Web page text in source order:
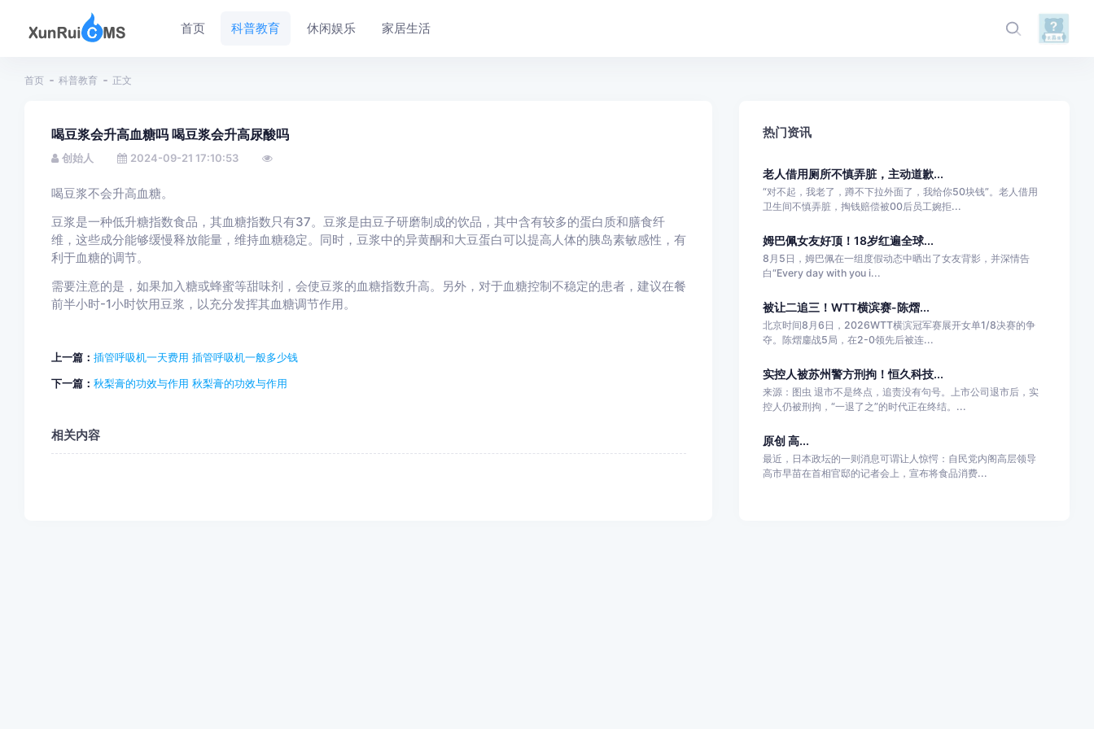
首页 科普教育 休闲娱乐 家居生活
首页 科普教育 正文
喝豆浆会升高血糖吗 喝豆浆会升高尿酸吗
创始人 2024-09-21 17:10:53
喝豆浆不会升高血糖。
豆浆是一种低升糖指数食品，其血糖指数只有37。豆浆是由豆子研磨制成的饮品，其中含有较多的蛋白质和膳食纤
维，这些成分能够缓慢释放能量，维持血糖稳定。同时，豆浆中的异黄酮和大豆蛋白可以提高人体的胰岛素敏感性，有
利于血糖的调节。
需要注意的是，如果加入糖或蜂蜜等甜味剂，会使豆浆的血糖指数升高。另外，对于血糖控制不稳定的患者，建议在餐
前半小时-1小时饮用豆浆，以充分发挥其血糖调节作用。
上一篇： 插管呼吸机一天费用 插管呼吸机一般多少钱
下一篇： 秋梨膏的功效与作用 秋梨膏的功效与作用
相关内容
热门资讯
老人借用厕所不慎弄脏，主动道歉...
“对不起，我老了，蹲不下拉外面了，我给你50块钱”。老人借用
卫生间不慎弄脏，掏钱赔偿被00后员工婉拒...
姆巴佩女友好顶！18岁红遍全球...
8月5日，姆巴佩在一组度假动态中晒出了女友背影，并深情告
白“Every day with you i...
被让二追三！WTT横滨赛-陈熠...
北京时间8月6日，2026WTT横滨冠军赛展开女单1/8决赛的争
夺。陈熠鏖战5局，在2-0领先后被连...
实控人被苏州警方刑拘！恒久科技...
来源：图虫 退市不是终点，追责没有句号。上市公司退市后，实
控人仍被刑拘，“一退了之”的时代正在终结。...
原创 高...
最近，日本政坛的一则消息可谓让人惊愕：自民党内阁高层领导
高市早苗在首相官邸的记者会上，宣布将食品消费...